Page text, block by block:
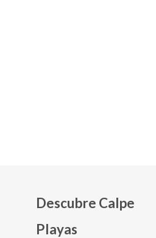
Descubre Calpe
Playas